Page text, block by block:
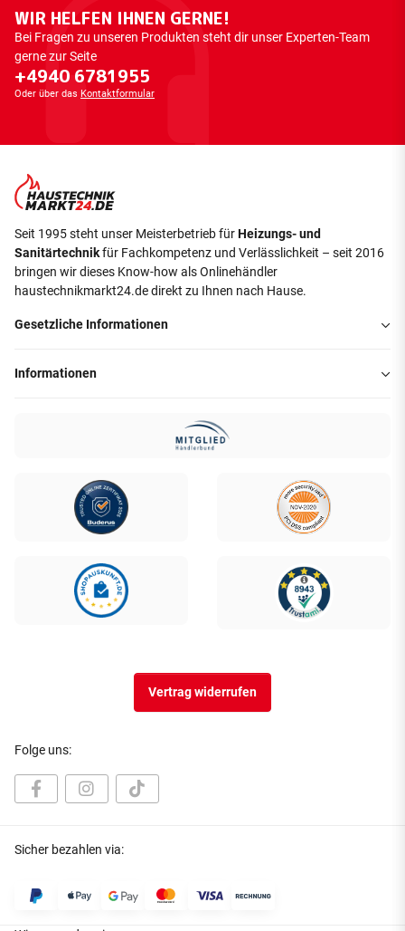
WIR HELFEN IHNEN GERNE!
Bei Fragen zu unseren Produkten steht dir unser Experten-Team
gerne zur Seite
+4940 6781955
Oder über das Kontaktformular
Seit 1995 steht unser Meisterbetrieb fürHeizungs- und
Sanitärtechnikfür Fachkompetenz und Verlässlichkeit – seit 2016
bringen wir dieses Know-how als Onlinehändler
haustechnikmarkt24.de direkt zu Ihnen nach Hause.
Gesetzliche Informationen
Informationen
Vertrag widerrufen
Folge uns:
Sicher bezahlen via: